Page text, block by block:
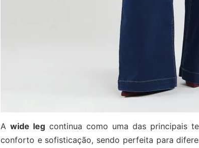
A wide legcontinua como uma das principais
conforto e sofisticação, sendo perfeita para